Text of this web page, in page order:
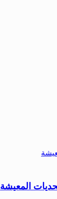
المعيشة